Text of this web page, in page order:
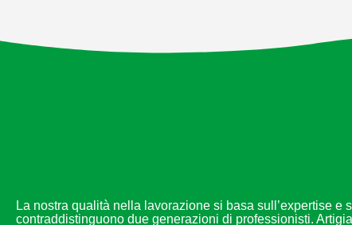
La nostra qualità nella lavorazione si basa sull’expertise e
contraddistinguono due generazioni di professionisti.